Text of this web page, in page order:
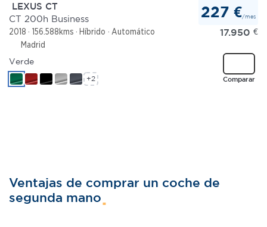
LEXUS CT
CT 200h Business
2018 156.588kms Híbrido
Automático
Madrid
227 €/mes
17.950 €
Comparar
Verde
+2
Ventajas de comprar un coche de
segunda mano